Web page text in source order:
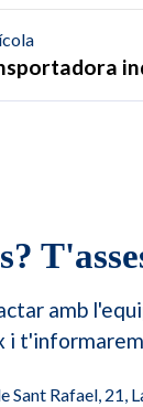
amb
i
Sant Rafael, 21,